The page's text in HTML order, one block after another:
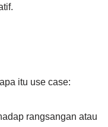
itu use case:
rangsangan atau